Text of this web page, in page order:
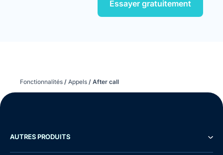
Essayer gratuitement
Fonctionnalités / Appels / After call
AUTRES PRODUITS